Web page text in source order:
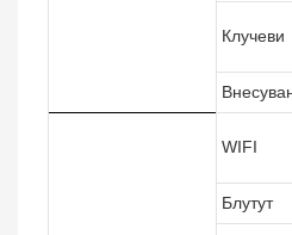
Клучеви
WIFI
Блутут